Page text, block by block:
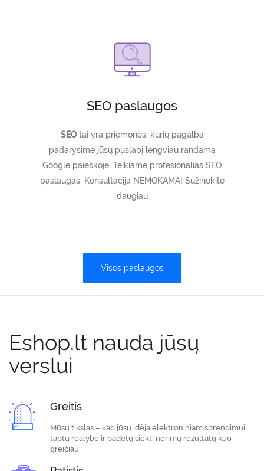
SEO paslaugos
SEOtai yra priemonės, kurių pagalba
padarysime jūsų puslapį lengviau randamą
Google paieškoje. Teikiame profesionalias SEO
paslaugas. Konsultacija NEMOKAMA! Sužinokite
daugiau
Visos paslaugos
Eshop.lt nauda jūsų
verslui
Greitis
Mūsų tikslas – kad jūsų idėja elektroniniam sprendimui
taptų realybe ir padėtų siekti norimų rezultatų kuo
greičiau.